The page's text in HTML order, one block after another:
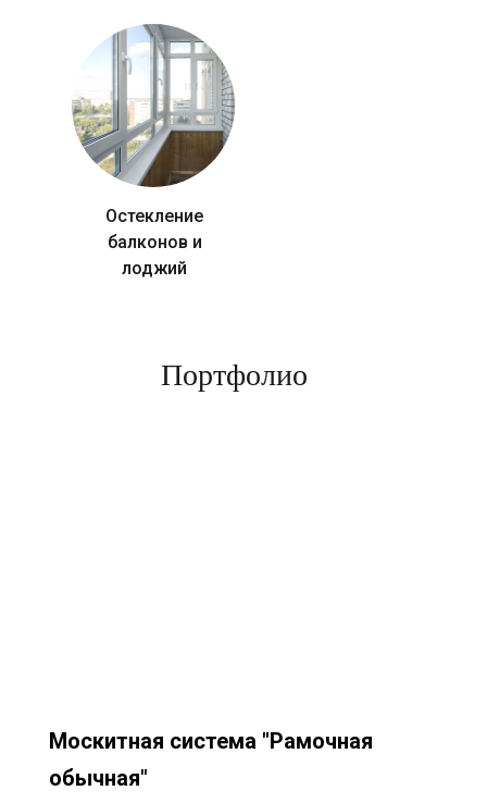
Остекление
балконов и
лоджий
Портфолио
Москитная система "Рамочная
обычная"